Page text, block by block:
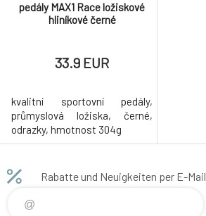
pedály MAX1 Race ložiskové
hliníkové černé
33.9 EUR
kvalitní sportovní pedály,
průmyslová ložiska, černé,
odrazky, hmotnost 304g
Rabatte und Neuigkeiten per E-Mail